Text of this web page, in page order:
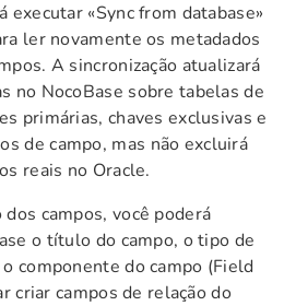
executar «Sync from database»
ler novamente os metadados
A sincronização atualizará
no NocoBase sobre tabelas de
primárias, chaves exclusivas e
de campo, mas não excluirá
reais no Oracle.
campos, você poderá
o título do campo, o tipo de
componente do campo (Field
criar campos de relação do